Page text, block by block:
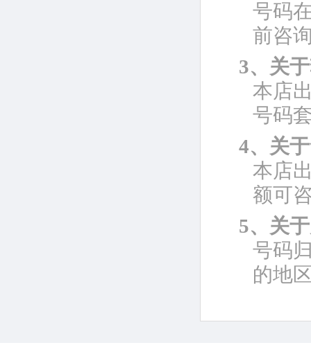
号码
前咨
3、关
本店
号码
4、关
本店
额可
5、关
号码
的地